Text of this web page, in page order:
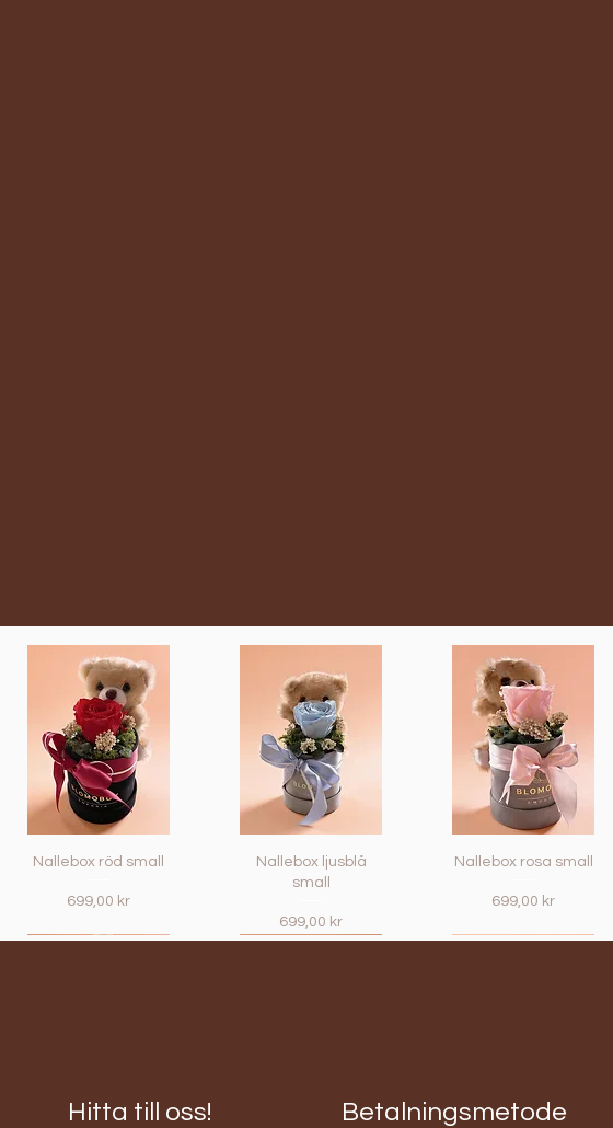
Nallebox röd small
Pris
699,00 kr
Nallebox ljusblå
small
Pris
699,00 kr
Nallebox rosa small
Pris
699,00 kr
Hitta till oss!
Betalningsmetode